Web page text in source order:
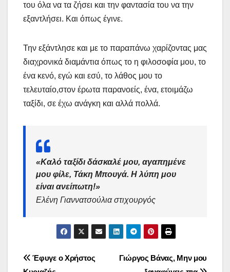
του όλα να τα ζήσει και την φαντασία του να την
εξαντλήσει. Και όπως έγινε.
Την εξάντλησε και με το παραπάνω χαρίζοντας μας
διαχρονικά διαμάντια όπως το η φιλοσοφία μου, το
ένα κενό, εγώ και εσύ, το λάθος μου το
τελευταίο,στον έρωτα παρανοείς, ένα, ετοιμάζω
ταξίδι, σε έχω ανάγκη και αλλά πολλά.
«Καλό ταξίδι δάσκαλέ μου, αγαπημένε
μου φίλε, Τάκη Μπουγά. Η λύπη μου
είναι ανείπωτη!»
Ελένη Γιαννατσούλια στιχουργός
Πλοήγηση
Γιώργος Βάνας, Μην μου
Έφυγε ο Χρήστος